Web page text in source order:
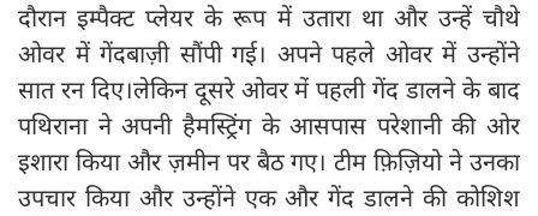
दौरान इम्पैक्ट प्लेयर के रूप में उतारा था और उन्हें चौथे
ओवर में गेंदबाज़ी सौंपी गई। अपने पहले ओवर में उन्होंने
सात रन दिए।लेकिन दूसरे ओवर में पहली गेंद डालने के बाद
पथिराना ने अपनी हैमस्ट्रिंग के आसपास परेशानी की ओर
इशारा किया और ज़मीन पर बैठ गए। टीम फ़िज़ियो ने उनका
उपचार किया और उन्होंने एक और गेंद डालने की कोशिश